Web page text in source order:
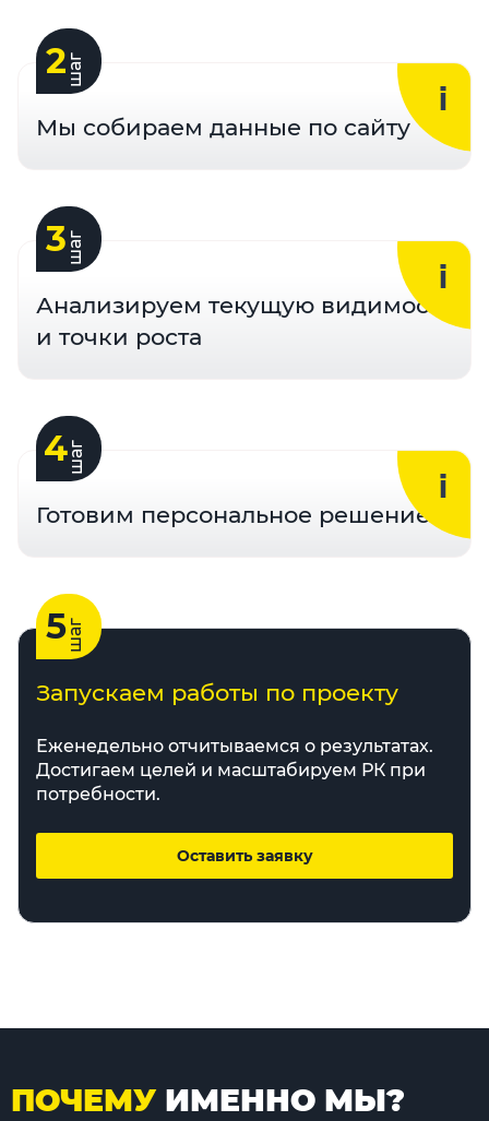
2шаг
Мы собираем данные по сайту
3шаг
Анализируем текущую видимость
и точки роста
4шаг
Готовим персональное решение
5шаг
Запускаем работы по проекту
Еженедельно отчитываемся о результатах.
Достигаем целей и масштабируем РК при
потребности.
Оставить заявку
ПОЧЕМУИМЕННО МЫ?